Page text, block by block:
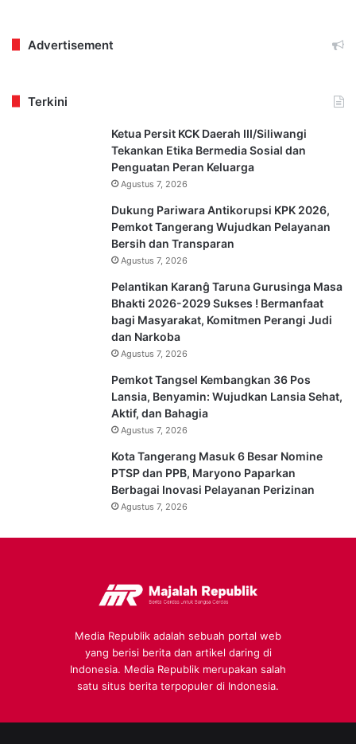
Advertisement
Terkini
Ketua Persit KCK Daerah III/Siliwangi
Tekankan Etika Bermedia Sosial dan
Penguatan Peran Keluarga
Agustus 7, 2026
Dukung Pariwara Antikorupsi KPK 2026,
Pemkot Tangerang Wujudkan Pelayanan
Bersih dan Transparan
Agustus 7, 2026
Pelantikan Karanĝ Taruna Gurusinga Masa
Bhakti 2026-2029 Sukses ! Bermanfaat
bagi Masyarakat, Komitmen Perangi Judi
dan Narkoba
Agustus 7, 2026
Pemkot Tangsel Kembangkan 36 Pos
Lansia, Benyamin: Wujudkan Lansia Sehat,
Aktif, dan Bahagia
Agustus 7, 2026
Kota Tangerang Masuk 6 Besar Nomine
PTSP dan PPB, Maryono Paparkan
Berbagai Inovasi Pelayanan Perizinan
Agustus 7, 2026
Media Republik adalah sebuah portal web
yang berisi berita dan artikel daring di
Indonesia. Media Republik merupakan salah
satu situs berita terpopuler di Indonesia.